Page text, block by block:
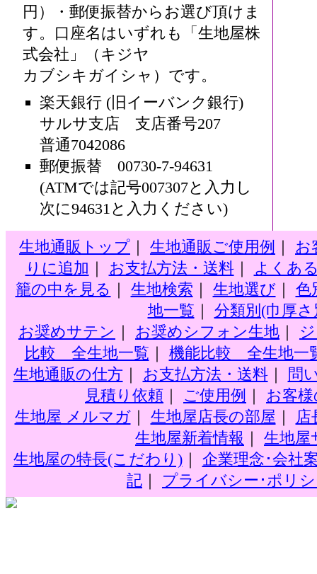
円）・郵便振替からお選び頂けま
す。口座名はいずれも「生地屋株
式会社」（キジヤ
カブシキガイシャ）です。
楽天銀行 (旧イーバンク銀行)
サルサ支店 支店番号207
普通7042086
郵便振替 00730-7-94631
(ATMでは記号007307と入力し
次に94631と入力ください)
生地通販トップ ｜ 生地通販ご使用例 ｜ お
りに追加 ｜ お支払方法・送料｜ よくあ
籠の中を見る ｜ 生地検索 ｜ 生地選び｜ 色
地一覧 ｜ 分類別(巾厚
お奨めサテン ｜ お奨めシフォン生地 ｜
比較 全生地一覧 ｜ 機能比較 全生地一
生地通販の仕方 ｜ お支払方法・送料｜
問
見積り依頼 ｜ ご使用例 ｜ お客
生地屋 メルマガ｜ 生地屋店長の部屋 ｜ 店
生地屋新着情報 ｜ 生地屋
生地屋の特長(こだわり)｜ 企業理念･会社
記 ｜ プライバシー･ポリ